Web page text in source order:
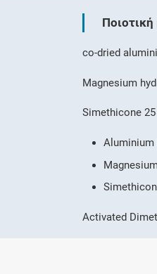
co-dried
Magnesium
Simethicone
Aluminium
Activated